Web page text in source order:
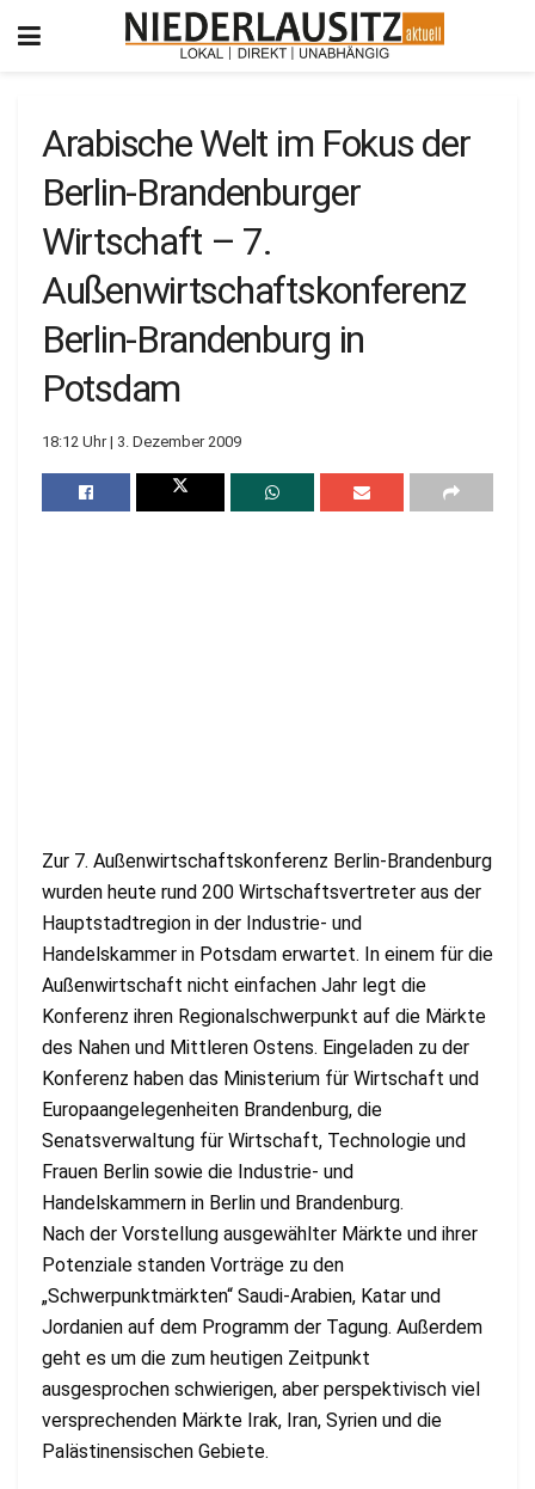
Arabische Welt im Fokus der
Berlin-Brandenburger
Wirtschaft – 7.
Außenwirtschaftskonferenz
Berlin-Brandenburg in
Potsdam
18:12 Uhr | 3. Dezember 2009
Zur 7. Außenwirtschaftskonferenz Berlin-Brandenburg
wurden heute rund 200 Wirtschaftsvertreter aus der
Hauptstadtregion in der Industrie- und
Handelskammer in Potsdam erwartet. In einem für die
Außenwirtschaft nicht einfachen Jahr legt die
Konferenz ihren Regionalschwerpunkt auf die Märkte
des Nahen und Mittleren Ostens. Eingeladen zu der
Konferenz haben das Ministerium für Wirtschaft und
Europaangelegenheiten Brandenburg, die
Senatsverwaltung für Wirtschaft, Technologie und
Frauen Berlin sowie die Industrie- und
Handelskammern in Berlin und Brandenburg.
Nach der Vorstellung ausgewählter Märkte und ihrer
Potenziale standen Vorträge zu den
„Schwerpunktmärkten“ Saudi-Arabien, Katar und
Jordanien auf dem Programm der Tagung. Außerdem
geht es um die zum heutigen Zeitpunkt
ausgesprochen schwierigen, aber perspektivisch viel
versprechenden Märkte Irak, Iran, Syrien und die
Palästinensischen Gebiete.